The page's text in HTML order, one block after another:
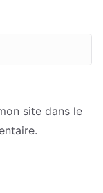
site dans le